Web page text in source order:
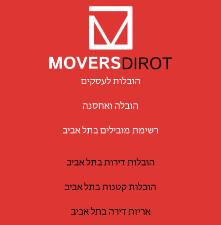
הובלות לעסקים
הובלה ואחסנה
רשימת מובילים בתל אביב
הובלות דירות בתל אביב
הובלות קטנות בתל אביב
אריזת דירה בתל אביב